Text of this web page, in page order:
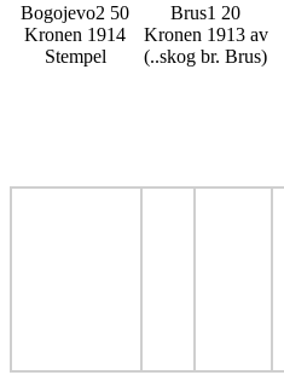
Bogojevo2 50
Kronen 1914
Stempel
Brus1 20
Kronen 1913 av
(..skog br. Brus)